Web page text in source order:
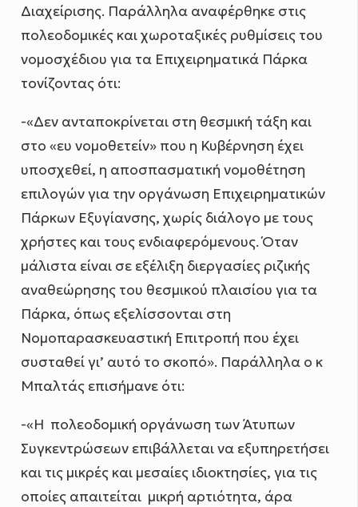
Διαχείρισης. Παράλληλα αναφέρθηκε στις
πολεοδομικές και χωροταξικές ρυθμίσεις του
νομοσχέδιου για τα Επιχειρηματικά Πάρκα
τονίζοντας ότι:
-«Δεν ανταποκρίνεται στη θεσμική τάξη και
στο «ευ νομοθετείν» που η Κυβέρνηση έχει
υποσχεθεί, η αποσπασματική νομοθέτηση
επιλογών για την οργάνωση Επιχειρηματικών
Πάρκων Εξυγίανσης, χωρίς διάλογο με τους
χρήστες και τους ενδιαφερόμενους. Όταν
μάλιστα είναι σε εξέλιξη διεργασίες ριζικής
αναθεώρησης του θεσμικού πλαισίου για τα
Πάρκα, όπως εξελίσσονται στη
Νομοπαρασκευαστική Επιτροπή που έχει
συσταθεί γι’ αυτό το σκοπό». Παράλληλα ο κ
Μπαλτάς επισήμανε ότι:
-«Η πολεοδομική οργάνωση των Άτυπων
Συγκεντρώσεων επιβάλλεται να εξυπηρετήσει
και τις μικρές και μεσαίες ιδιοκτησίες, για τις
οποίες απαιτείται μικρή αρτιότητα, άρα